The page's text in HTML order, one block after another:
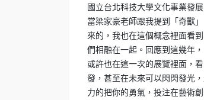
國立台北科技大學文化事業發
當梁家豪老師跟我提到「奇獸
來的，我也在這個概念裡面看
們相融在一起。回應到這幾年
或許也在這一次的展覽裡面，
發，甚至在未來可以閃閃發光
力的把你的勇氣，投注在藝術創